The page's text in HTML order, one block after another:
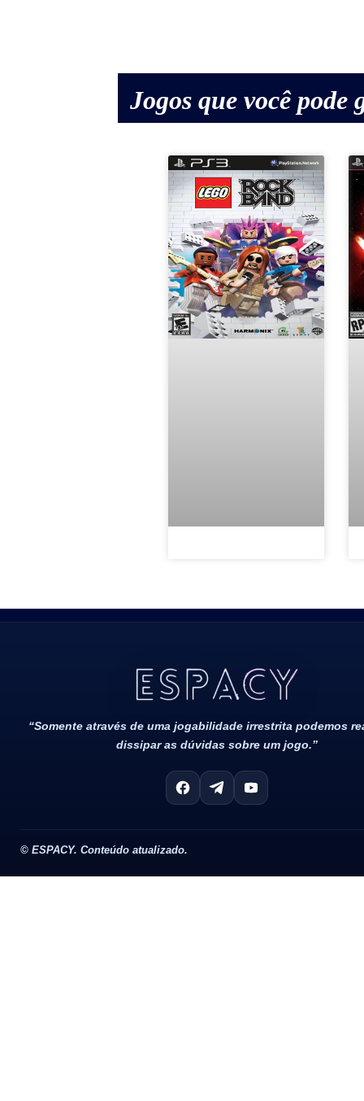
Jogos que você pode
“Somente através de uma jogabilidade irrestrita podemos
dissipar as dúvidas sobre um jogo.”
© ESPACY. Conteúdo atualizado.